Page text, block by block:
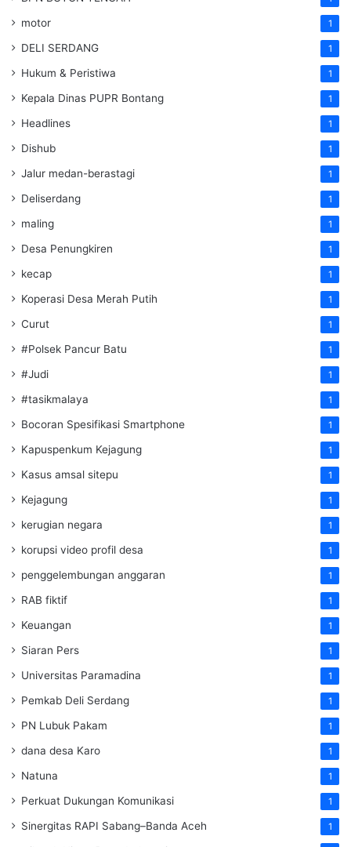
motor 1
DELI SERDANG 1
Hukum & Peristiwa 1
Kepala Dinas PUPR Bontang 1
Headlines 1
Dishub 1
Jalur medan-berastagi 1
Deliserdang 1
maling 1
Desa Penungkiren 1
kecap 1
Koperasi Desa Merah Putih 1
Curut 1
#Polsek Pancur Batu 1
#Judi 1
#tasikmalaya 1
Bocoran Spesifikasi Smartphone 1
Kapuspenkum Kejagung 1
Kasus amsal sitepu 1
Kejagung 1
kerugian negara 1
korupsi video profil desa 1
penggelembungan anggaran 1
RAB fiktif 1
Keuangan 1
Siaran Pers 1
Universitas Paramadina 1
Pemkab Deli Serdang 1
PN Lubuk Pakam 1
dana desa Karo 1
Natuna 1
Perkuat Dukungan Komunikasi 1
Sinergitas RAPI Sabang–Banda Aceh 1